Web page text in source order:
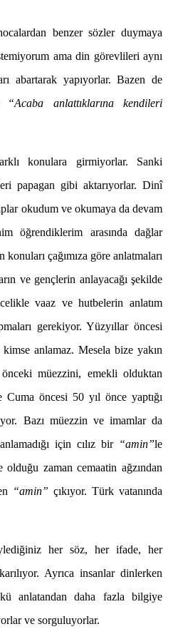
benzer sözler duymaya
ama din görevlileri aynı
abartarak yapıyorlar. Bazen de
“Acaba anlattıklarına kendileri
konulara girmiyorlar. Sanki
papagan gibi aktarıyorlar. Dinî
okudum ve okumaya da devam
öğrendiklerim arasında dağlar
çağımıza göre anlatmaları
ve gençlerin anlayacağı şekilde
vaaz ve hutbelerin anlatım
gerekiyor. Yüzyıllar öncesi
anlamaz. Mesela bize yakın
müezzini, emekli olduktan
öncesi 50 yıl önce yaptığı
Bazı müezzin ve imamlar da
için cılız bir “amin”le
zaman cemaatin ağzından
“amin” çıkıyor. Türk vatanında
her söz, her ifade, her
Ayrıca insanlar dinlerken
anlatandan daha fazla bilgiye
ve sorguluyorlar.